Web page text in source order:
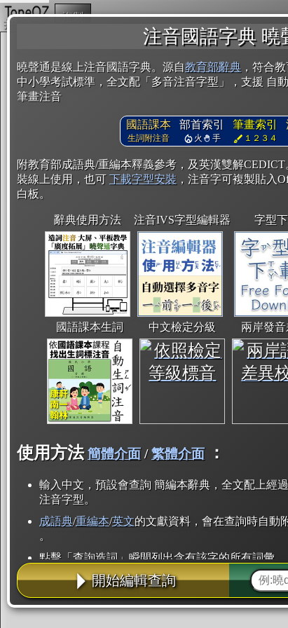
注音國語字典 曉
曉聲通是線上注音國語字典。源自教育部辭典 ，符合
中小學考試標準，全文配「多音注音字型」，支援 自
筆畫注音
國語課本
生詞附注音
部首索引
火 手
筆畫索引
１２３４
附教育部成語典/重編本釋義參考，及英漢雙解
裝線上使用，也可 下載字型安裝 ，注音字可複製貼入
白板。
辭典使用方法 注音IVS字型編輯器 字型
國語課本生詞 中文檢定分級 兩岸發
使用方法 簡體介面/繁體介面 ：
輸入中文，預設會查詢 簡編本辭典，全文配上經
注音字型。
成語典/重編本/英文的文獻資料，會在查詢時自動
。
點擊「查詢造詞」瞬間列出含有該字的所有詞彙。
點「部首」瞬間列出所有「同部首字」。也支援
辭典解釋的全文都經過自動斷詞，點擊便可瞬間
用手動重複輸入。
開始編輯查詢
複製